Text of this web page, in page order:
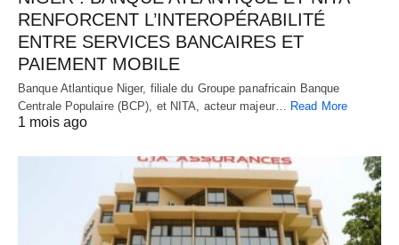
RENFORCENT L’INTEROPÉRABILITÉ
ENTRE SERVICES BANCAIRES ET
PAIEMENT MOBILE
Banque Atlantique Niger, filiale du Groupe panafricain Banque
Centrale Populaire (BCP), et NITA, acteur majeur…
Read More
1 mois ago